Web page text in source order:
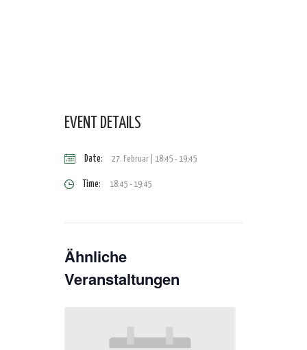
EVENT DETAILS
Date: 27. Februar | 18:45 -19:45
Time: 18:45 - 19:45
Ähnliche
Veranstaltungen